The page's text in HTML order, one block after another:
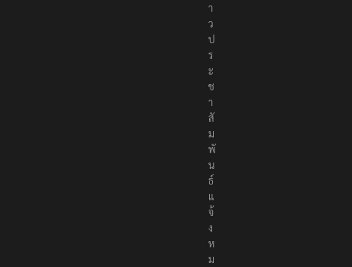
า
ว
ป
ร
ะ
ช
า
สั
ม
พั
น
ธ์
แ
จ้
ง
ห
ม